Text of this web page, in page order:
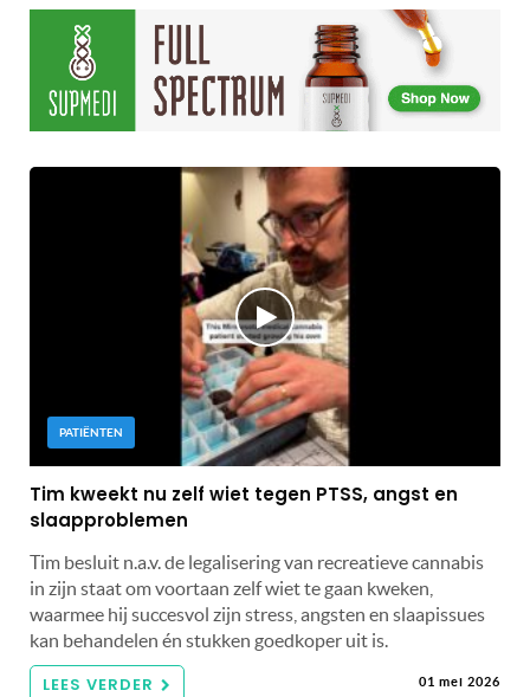
PATIËNTEN
Tim kweekt nu zelf wiet tegen PTSS, angst en
slaapproblemen
Tim besluit n.a.v. de legalisering van recreatieve cannabis
in zijn staat om voortaan zelf wiet te gaan kweken,
waarmee hij succesvol zijn stress, angsten en slaapissues
kan behandelen én stukken goedkoper uit is.
LEES VERDER 01 mei 2026